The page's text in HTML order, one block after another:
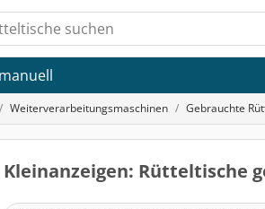
Weiterverarbeitungsmaschinen Gebrauchte
Kleinanzeigen: Rütteltische